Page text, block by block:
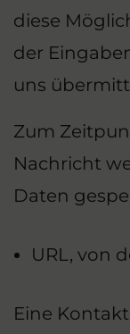
diese
der
uns
Zum
Nachricht
Daten
URL, von
Eine